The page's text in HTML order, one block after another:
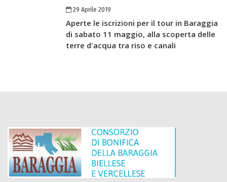
29 Aprile 2019
Aperte le iscrizioni per il tour in Baraggia
di sabato 11 maggio, alla scoperta delle
terre d'acqua tra riso e canali